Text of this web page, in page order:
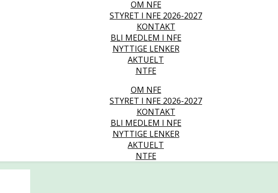
OM NFE
STYRET I NFE 2026-2027
KONTAKT
BLI MEDLEM I NFE
NYTTIGE LENKER
AKTUELT
NTFE
OM NFE
STYRET I NFE 2026-2027
KONTAKT
BLI MEDLEM I NFE
NYTTIGE LENKER
AKTUELT
NTFE